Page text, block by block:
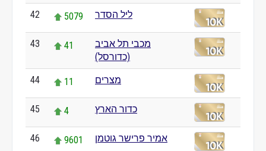
42 5079 ליל הסדר
43 41
מכבי תל אביב
(כדורסל)
44 11 מצרים
45 4 כדור הארץ
46 9601 אמיר פרישר גוטמן